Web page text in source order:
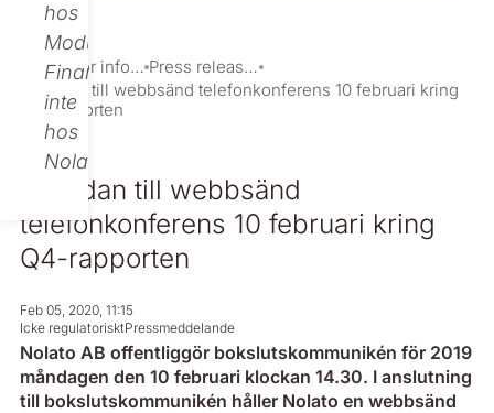
hos
Modular
Finance,
inte
hos
Nolato.
Investor information
Press releases
Inbjudan till webbsänd telefonkonferens 10 februari kring
Q4-rapporten
Inbjudan till webbsänd
telefonkonferens 10 februari kring
Q4-rapporten
Feb 05, 2020, 11:15
Icke regulatorisktPressmeddelande
Nolato AB offentliggör bokslutskommunikén för 2019
måndagen den 10 februari klockan 14.30. I anslutning
till bokslutskommunikén håller Nolato en webbsänd